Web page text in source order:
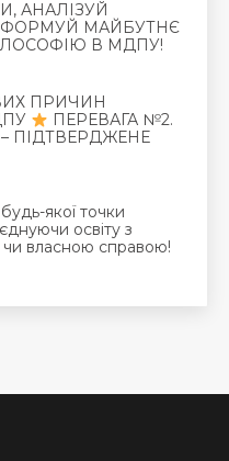
АНАЛІЗУЙ
ФОРМУЙ МАЙБУТНЄ
В МДПУ!
ПРИЧИН
ПЕРЕВАГА №2.
ПІДТВЕРДЖЕНЕ
якої точки
освіту з
власною справою!